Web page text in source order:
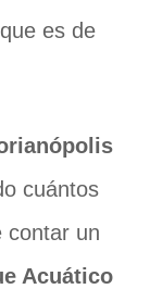
es de
cuántos
contar un
Acuático